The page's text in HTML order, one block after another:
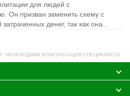
для людей с
Он призван заменить схему с
денег, так как она...
НЕОБХОДИМА КОНСУЛЬТАЦИЯ СПЕЦИАЛИСТА